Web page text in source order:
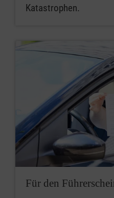
Katastrophen.
Für den